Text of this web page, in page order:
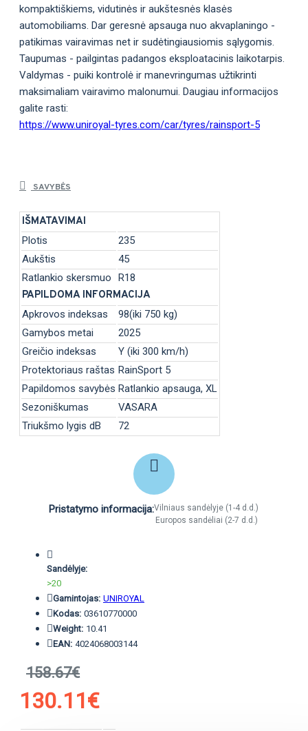
kompaktiškiems, vidutinės ir aukštesnės klasės
automobiliams. Dar geresnė apsauga nuo akvaplaningo -
patikimas vairavimas net ir sudėtingiausiomis sąlygomis.
Taupumas - pailgintas padangos eksploatacinis laikotarpis.
Valdymas - puiki kontrolė ir manevringumas užtikrinti
maksimaliam vairavimo malonumui. Daugiau informacijos
galite rasti:
https://www.uniroyal-tyres.com/car/tyres/rainsport-5
SAVYBĖS
IŠMATAVIMAI
Plotis
235
Aukštis
45
Ratlankio skersmuo
R18
PAPILDOMA INFORMACIJA
Apkrovos indeksas
98(iki 750 kg)
Gamybos metai
2025
Greičio indeksas
Y (iki 300 km/h)
Protektoriaus raštas RainSport 5
Papildomos savybės Ratlankio apsauga, XL
Sezoniškumas
VASARA
Triukšmo lygis dB
72
Pristatymo informacija:Vilniaus sandėlyje (1-4 d.d.)
Europos sandėliai (2-7 d.d.)
Sandėlyje:
>20
Gamintojas: UNIROYAL
Kodas: 03610770000
Weight: 10.41
EAN: 4024068003144
158.67€
130.11€